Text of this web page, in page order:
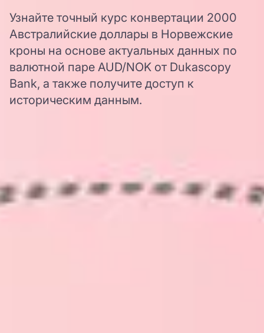
Узнайте точный курс конвертации 2000
Австралийские доллары в Норвежские
кроны на основе актуальных данных по
валютной паре AUD/NOK от Dukascopy
Bank, а также получите доступ к
историческим данным.